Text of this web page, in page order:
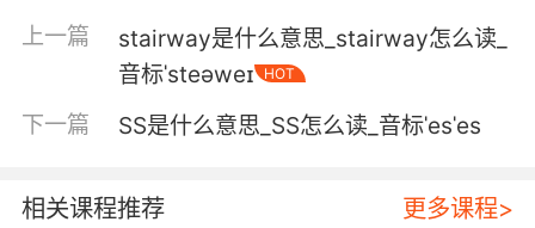
我觉得停滞不前比较适合我们
the leptospira and giardia in the area.
毛虫找上门来
上一篇
stairway是什么意思_stairway怎么读_
音标ˈsteəweɪ
HOT
下一篇 SS是什么意思_SS怎么读_音标ˈesˈes
相关课程推荐 更多课程>